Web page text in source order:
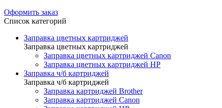
Оформить заказ
Список категорий
Заправка цветных картриджей
Заправка цветных картриджей
Заправка цветных картриджей Canon
Заправка цветных картриджей HP
Заправка ч/б картриджей
Заправка ч/б картриджей
Заправка картриджей Brother
Заправка картриджей Canon